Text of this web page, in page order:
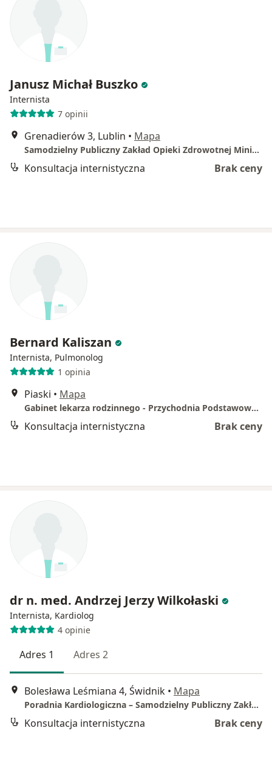
Janusz Michał Buszko
Internista
7 opinii
Grenadierów 3, Lublin • Mapa
Samodzielny Publiczny Zakład Opieki Zdrowotnej Ministerstwa Spraw Wewnętrznych i Administracji w Lublinie
Konsultacja internistyczna Brak ceny
Bernard Kaliszan
Internista, Pulmonolog
1 opinia
Piaski • Mapa
Gabinet lekarza rodzinnego - Przychodnia Podstawowej Opieki Zdrowotnej NZOZ ASKLEPIOS
Konsultacja internistyczna Brak ceny
dr n. med. Andrzej Jerzy Wilkołaski
Internista, Kardiolog
4 opinie
Adres 1 Adres 2
Bolesława Leśmiana 4, Świdnik • Mapa
Poradnia Kardiologiczna – Samodzielny Publiczny Zakład Opieki Zdrowotnej w Świdniku
Konsultacja internistyczna Brak ceny